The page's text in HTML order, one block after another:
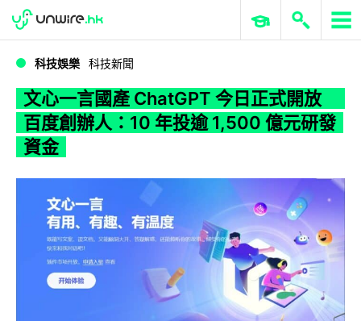
WWDC 2026 ERP 與商業 AI
科技娛樂 科技新聞
文心一言國產 ChatGPT 今日正式開放
百度創辦人：10 年投逾 1,500 億元研發
資金